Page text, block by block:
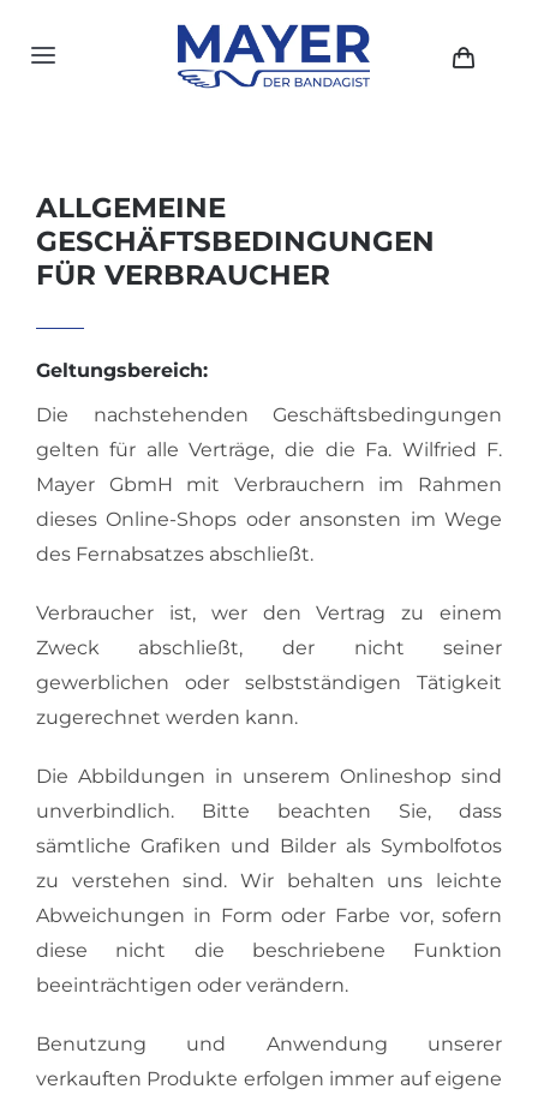
Inhalt
Toggle
SHOP
GESCHICHTE
STANDORTE
KONTAKT
KARRIERE
ALLGEMEINE
GESCHÄFTSBEDINGUNGEN
FÜR VERBRAUCHER
Geltungsbereich:
Die nachstehenden Geschäftsbedingungen
gelten für alle Verträge, die die Fa. Wilfried F.
Mayer GbmH mit Verbrauchern im Rahmen
dieses Online-Shops oder ansonsten im Wege
des Fernabsatzes abschließt.
Verbraucher ist, wer den Vertrag zu einem
Zweck abschließt, der nicht seiner
gewerblichen oder selbstständigen Tätigkeit
zugerechnet werden kann.
Die Abbildungen in unserem Onlineshop sind
unverbindlich. Bitte beachten Sie, dass
sämtliche Grafiken und Bilder als Symbolfotos
zu verstehen sind. Wir behalten uns leichte
Abweichungen in Form oder Farbe vor, sofern
diese nicht die beschriebene Funktion
beeinträchtigen oder verändern.
Benutzung und Anwendung unserer
verkauften Produkte erfolgen immer auf eigene